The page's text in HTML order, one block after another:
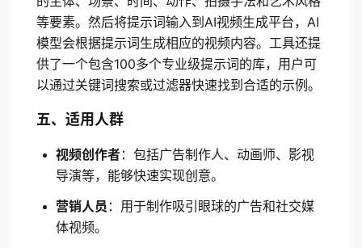
等要素。然后将提示词输入到AI视频生成平台，AI
模型会根据提示词生成相应的视频内容。工具还提
供了一个包含100多个专业级提示词的库，用户可
以通过关键词搜索或过滤器快速找到合适的示例。
五、适用人群
视频创作者：包括广告制作人、动画师、影视
导演等，能够快速实现创意。
营销人员 ：用于制作吸引眼球的广告和社交媒
体视频。